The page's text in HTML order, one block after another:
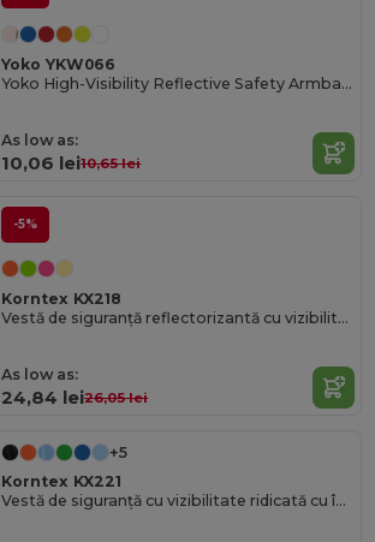
Yoko YKW066
Yoko High-Visibility Reflective Safety Armband
As low as:
10,06 lei10,65 lei
-5%
Korntex KX218
Vestă de siguranță reflectorizantă cu vizibilitate ridicată cu Velcro
As low as:
24,84 lei26,05 lei
+5
Korntex KX221
Vestă de siguranță cu vizibilitate ridicată cu închidere reglabilă